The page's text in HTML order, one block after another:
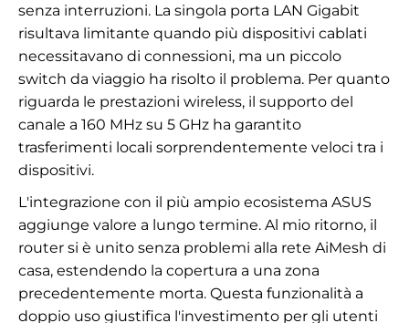
senza interruzioni. La singola porta LAN Gigabit
risultava limitante quando più dispositivi cablati
necessitavano di connessioni, ma un piccolo
switch da viaggio ha risolto il problema. Per quanto
riguarda le prestazioni wireless, il supporto del
canale a 160 MHz su 5 GHz ha garantito
trasferimenti locali sorprendentemente veloci tra i
dispositivi.
L'integrazione con il più ampio ecosistema ASUS
aggiunge valore a lungo termine. Al mio ritorno, il
router si è unito senza problemi alla rete AiMesh di
casa, estendendo la copertura a una zona
precedentemente morta. Questa funzionalità a
doppio uso giustifica l'investimento per gli utenti